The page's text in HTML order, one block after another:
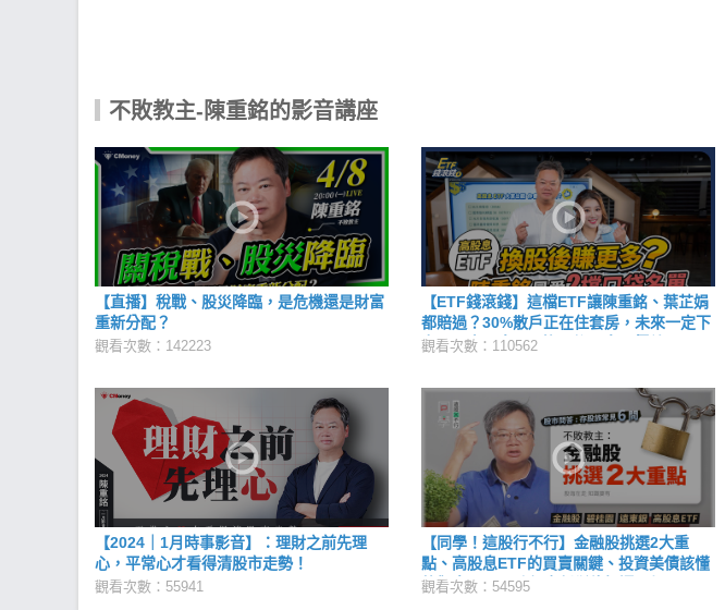
不敗教主-陳重銘的影音講座
【直播】稅戰、股災降臨，是危機還是財富
重新分配？
觀看次數：142223
【ETF錢滾錢】這檔ETF讓陳重銘、葉芷娟
都賠過？30%散戶正在住套房，未來一定下
市？！高股息ETF換股後配息、價差全都
觀看次數：110562
【2024｜1月時事影音】：理財之前先理
心，平常心才看得清股市走勢！
觀看次數：55941
【同學！這股行不行】金融股挑選2大重
點、高股息ETF的買賣關鍵、投資美債該懂
的觀念、股票跌怎麼判斷停損還是加碼、公
觀看次數：54595